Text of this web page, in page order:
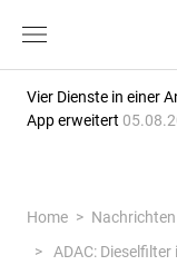
Vier Dienste in einer
App erweitert
Home Nachrichten
ADAC: